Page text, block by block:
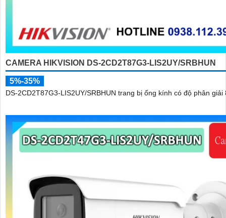
CAMERA HIKVISION DS-2CD2T87G3-LIS2UY/SRBHUN
5%-35%
DS-2CD2T87G3-LIS2UY/SRBHUN trang bị ống kính có độ phân giải